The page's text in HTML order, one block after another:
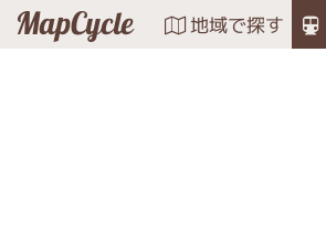
MapCycle 地域で探す